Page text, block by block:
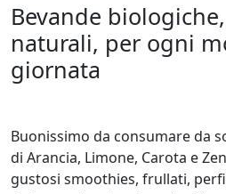
e
r
o
B
q
u
a
Bevande
naturali, per ogni
giornata
Buonissimo da consumare da
di Arancia, Limone, Carota e
gustosi smoothies, frullati,